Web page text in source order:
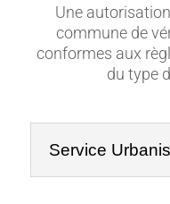
Une
commune de
conformes aux
du type
Service